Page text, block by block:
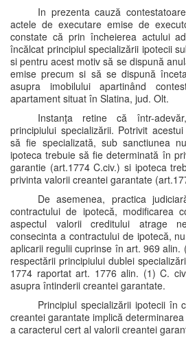
In prezenta cauză
actele de executare emise de
constate că prin încheierea actului
încălcat principiul specializării ipotecii
si pentru acest motiv să se dispună
emise precum si să se dispună
asupra imobilului apartinând
apartament situat în Slatina, jud. Olt.
Instanţa retine că într-
principiului specializării. Potrivit
să fie specializată, sub sanctiunea
ipoteca trebuie să fie determinată în
garantie (art.1774 C.civ.) si ipoteca
privinta valorii creantei garantate
De asemenea, practica
contractului de ipotecă, modificarea
aspectul valorii creditului atrage
consecinta a contractului de ipotecă,
aplicarii regulii cuprinse în art. 969 alin.
respectării principiului dublei
1774 raportat art. 1776 alin. (1) C.
asupra întinderii creantei garantate.
Principiul specializării ipotecii în
creantei garantate implică
a caracterul cert al valorii creantei